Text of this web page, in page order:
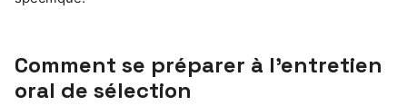
Comment se préparer à l’entretien
oral de sélection